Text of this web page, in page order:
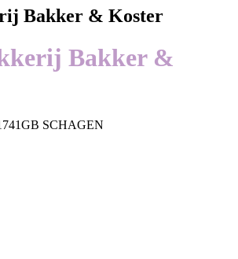
Bakker & Koster
Bakker &
SCHAGEN